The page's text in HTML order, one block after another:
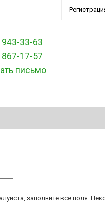
943-33-63
867-17-57
письмо
заполните все поля.